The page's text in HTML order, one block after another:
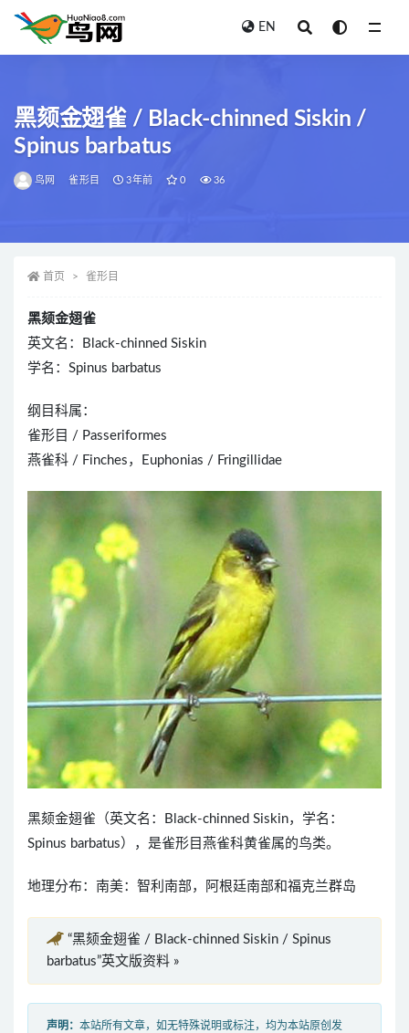
EN
黑颏金翅雀 / Black-chinned Siskin /
Spinus barbatus
鸟网 雀形目 3年前 0 36
首页 雀形目
黑颏金翅雀
英文名：Black-chinned Siskin
学名：Spinus barbatus
纲目科属：
雀形目 / Passeriformes
燕雀科 / Finches，Euphonias / Fringillidae
黑颏金翅雀（英文名：Black-chinned Siskin，学名：
Spinus barbatus），是雀形目燕雀科黄雀属的鸟类。
地理分布：南美：智利南部，阿根廷南部和福克兰群岛
“黑颏金翅雀 / Black-chinned Siskin / Spinus
barbatus”英文版资料 »
声明： 本站所有文章，如无特殊说明或标注，均为本站原创发